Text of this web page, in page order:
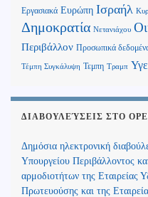
Εργασιακά Ευρώπη Ισραήλ
Δημοκρατία Νετανιάχου
Περιβάλλον Προσωπικά
Τέμπη Συγκάλυψη Τεμπη Τραμπ
ΔΙΑΒΟΥΛΕΎΣΕΙΣ ΣΤΟ
Δημόσια ηλεκτρονική
Υπουργείου Περιβάλλοντος
αρμοδιοτήτων της Εταιρείας
Πρωτευούσης και της